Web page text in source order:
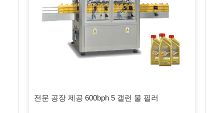
전문 공장 제공 600bph 5 갤런 물 필러